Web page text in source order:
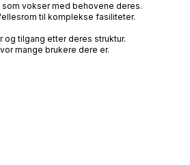
vokser med behovene deres.
til komplekse fasiliteter.
og tilgang etter deres struktur.
mange brukere dere er.